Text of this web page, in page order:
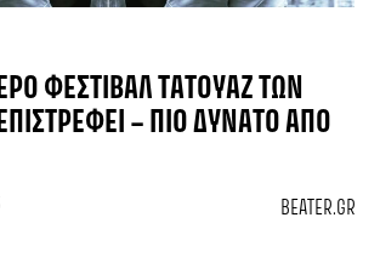
ΦΕΣΤΙΒΆΛ ΤΑΤΟΥΆΖ ΤΩΝ
– ΠΙΟ ΔΥΝΑΤΌ ΑΠΌ
BEATER.GR